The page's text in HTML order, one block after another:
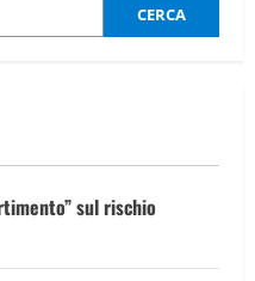
CERCA
sul rischio